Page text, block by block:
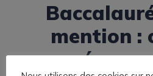
mention :